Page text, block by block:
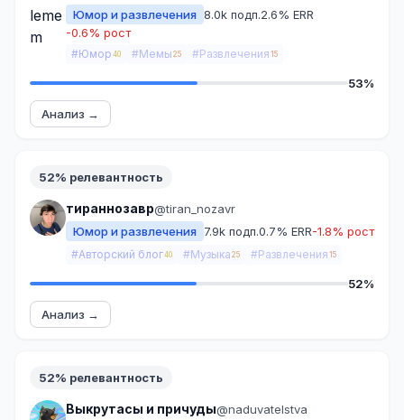
Юмор и развлечения 8.0k подп.2.6% ERR
-0.6% рост
#Юмор 40 #Мемы 25 #Развлечения 15
53%
Анализ →
52% релевантность
тираннозавр@tiran_nozavr
Юмор и развлечения
7.9k подп.0.7% ERR-1.8% рост
#Авторский блог40 #Музыка 25 #Развлечения 15
52%
Анализ →
52% релевантность
Выкрутасы и причуды@naduvatelstva